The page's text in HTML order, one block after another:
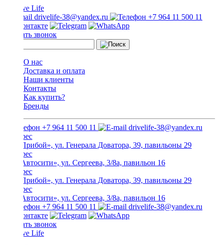
drivelife-38@yandex.ru +7 964 11 500 11
Заказать звонок
О нас
Доставка и оплата
Наши клиенты
Контакты
Как купить?
Бренды
+7 964 11 500 11 drivelife-38@yandex.ru
ТЦ «Прибой», ул. Генерала Доватора, 39, павильоны 29
ТЦ «Автосити», ул. Сергеева, 3/8а, павильон 16
ТЦ «Прибой», ул. Генерала Доватора, 39, павильоны 29
ТЦ «Автосити», ул. Сергеева, 3/8а, павильон 16
+7 964 11 500 11
drivelife-38@yandex.ru
Заказать звонок